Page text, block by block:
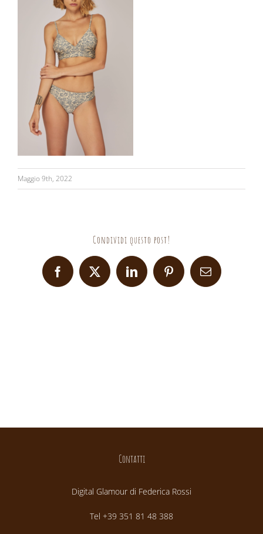
Maggio 9th, 2022
Condividi questo post!
Facebook
X LinkedInPinterestEmail
Contatti
Digital Glamour di Federica Rossi
Tel +39 351 81 48 388